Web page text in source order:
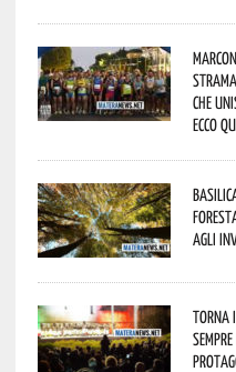
che
Ecco
agli
Torna